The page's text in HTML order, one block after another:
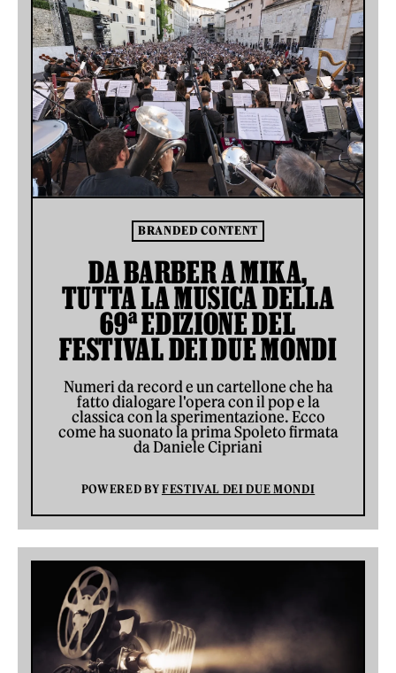
BRANDED CONTENT
DA BARBER A MIKA,
TUTTA LA MUSICA DELLA
69ª EDIZIONE DEL
FESTIVAL DEI DUE MONDI
Numeri da record e un cartellone che ha
fatto dialogare l'opera con il pop e la
classica con la sperimentazione. Ecco
come ha suonato la prima Spoleto firmata
da Daniele Cipriani
POWERED BYFESTIVAL DEI DUE MONDI